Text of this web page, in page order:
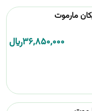
مارموت
36,850,000﷼